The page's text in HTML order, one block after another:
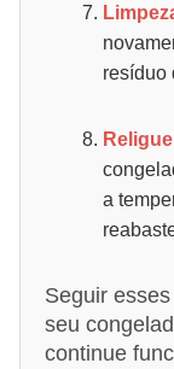
resíduo
a
Seguir
seu
continue